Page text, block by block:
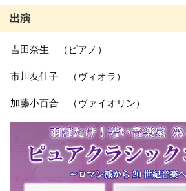
出演
吉田奈生 （ピアノ）
市川友佳子 （ヴィオラ）
加藤小百合 （ヴァイオリン）